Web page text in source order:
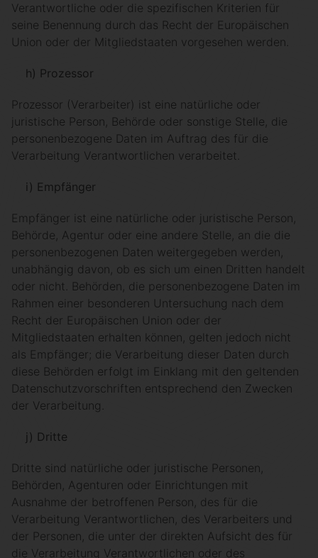
Verantwortliche oder die spezifischen Kriterien für
seine Benennung durch das Recht der Europäischen
Union oder der Mitgliedstaaten vorgesehen werden.
h) Prozessor
Prozessor (Verarbeiter) ist eine natürliche oder
juristische Person, Behörde oder sonstige Stelle, die
personenbezogene Daten im Auftrag des für die
Verarbeitung Verantwortlichen verarbeitet.
i) Empfänger
Empfänger ist eine natürliche oder juristische Person,
Behörde, Agentur oder eine andere Stelle, an die die
personenbezogenen Daten weitergegeben werden,
unabhängig davon, ob es sich um einen Dritten handelt
oder nicht. Behörden, die personenbezogene Daten im
Rahmen einer besonderen Untersuchung nach dem
Recht der Europäischen Union oder der
Mitgliedstaaten erhalten können, gelten jedoch nicht
als Empfänger; die Verarbeitung dieser Daten durch
diese Behörden erfolgt im Einklang mit den geltenden
Datenschutzvorschriften entsprechend den Zwecken
der Verarbeitung.
j) Dritte
Dritte sind natürliche oder juristische Personen,
Behörden, Agenturen oder Einrichtungen mit
Ausnahme der betroffenen Person, des für die
Verarbeitung Verantwortlichen, des Verarbeiters und
der Personen, die unter der direkten Aufsicht des für
die Verarbeitung Verantwortlichen oder des